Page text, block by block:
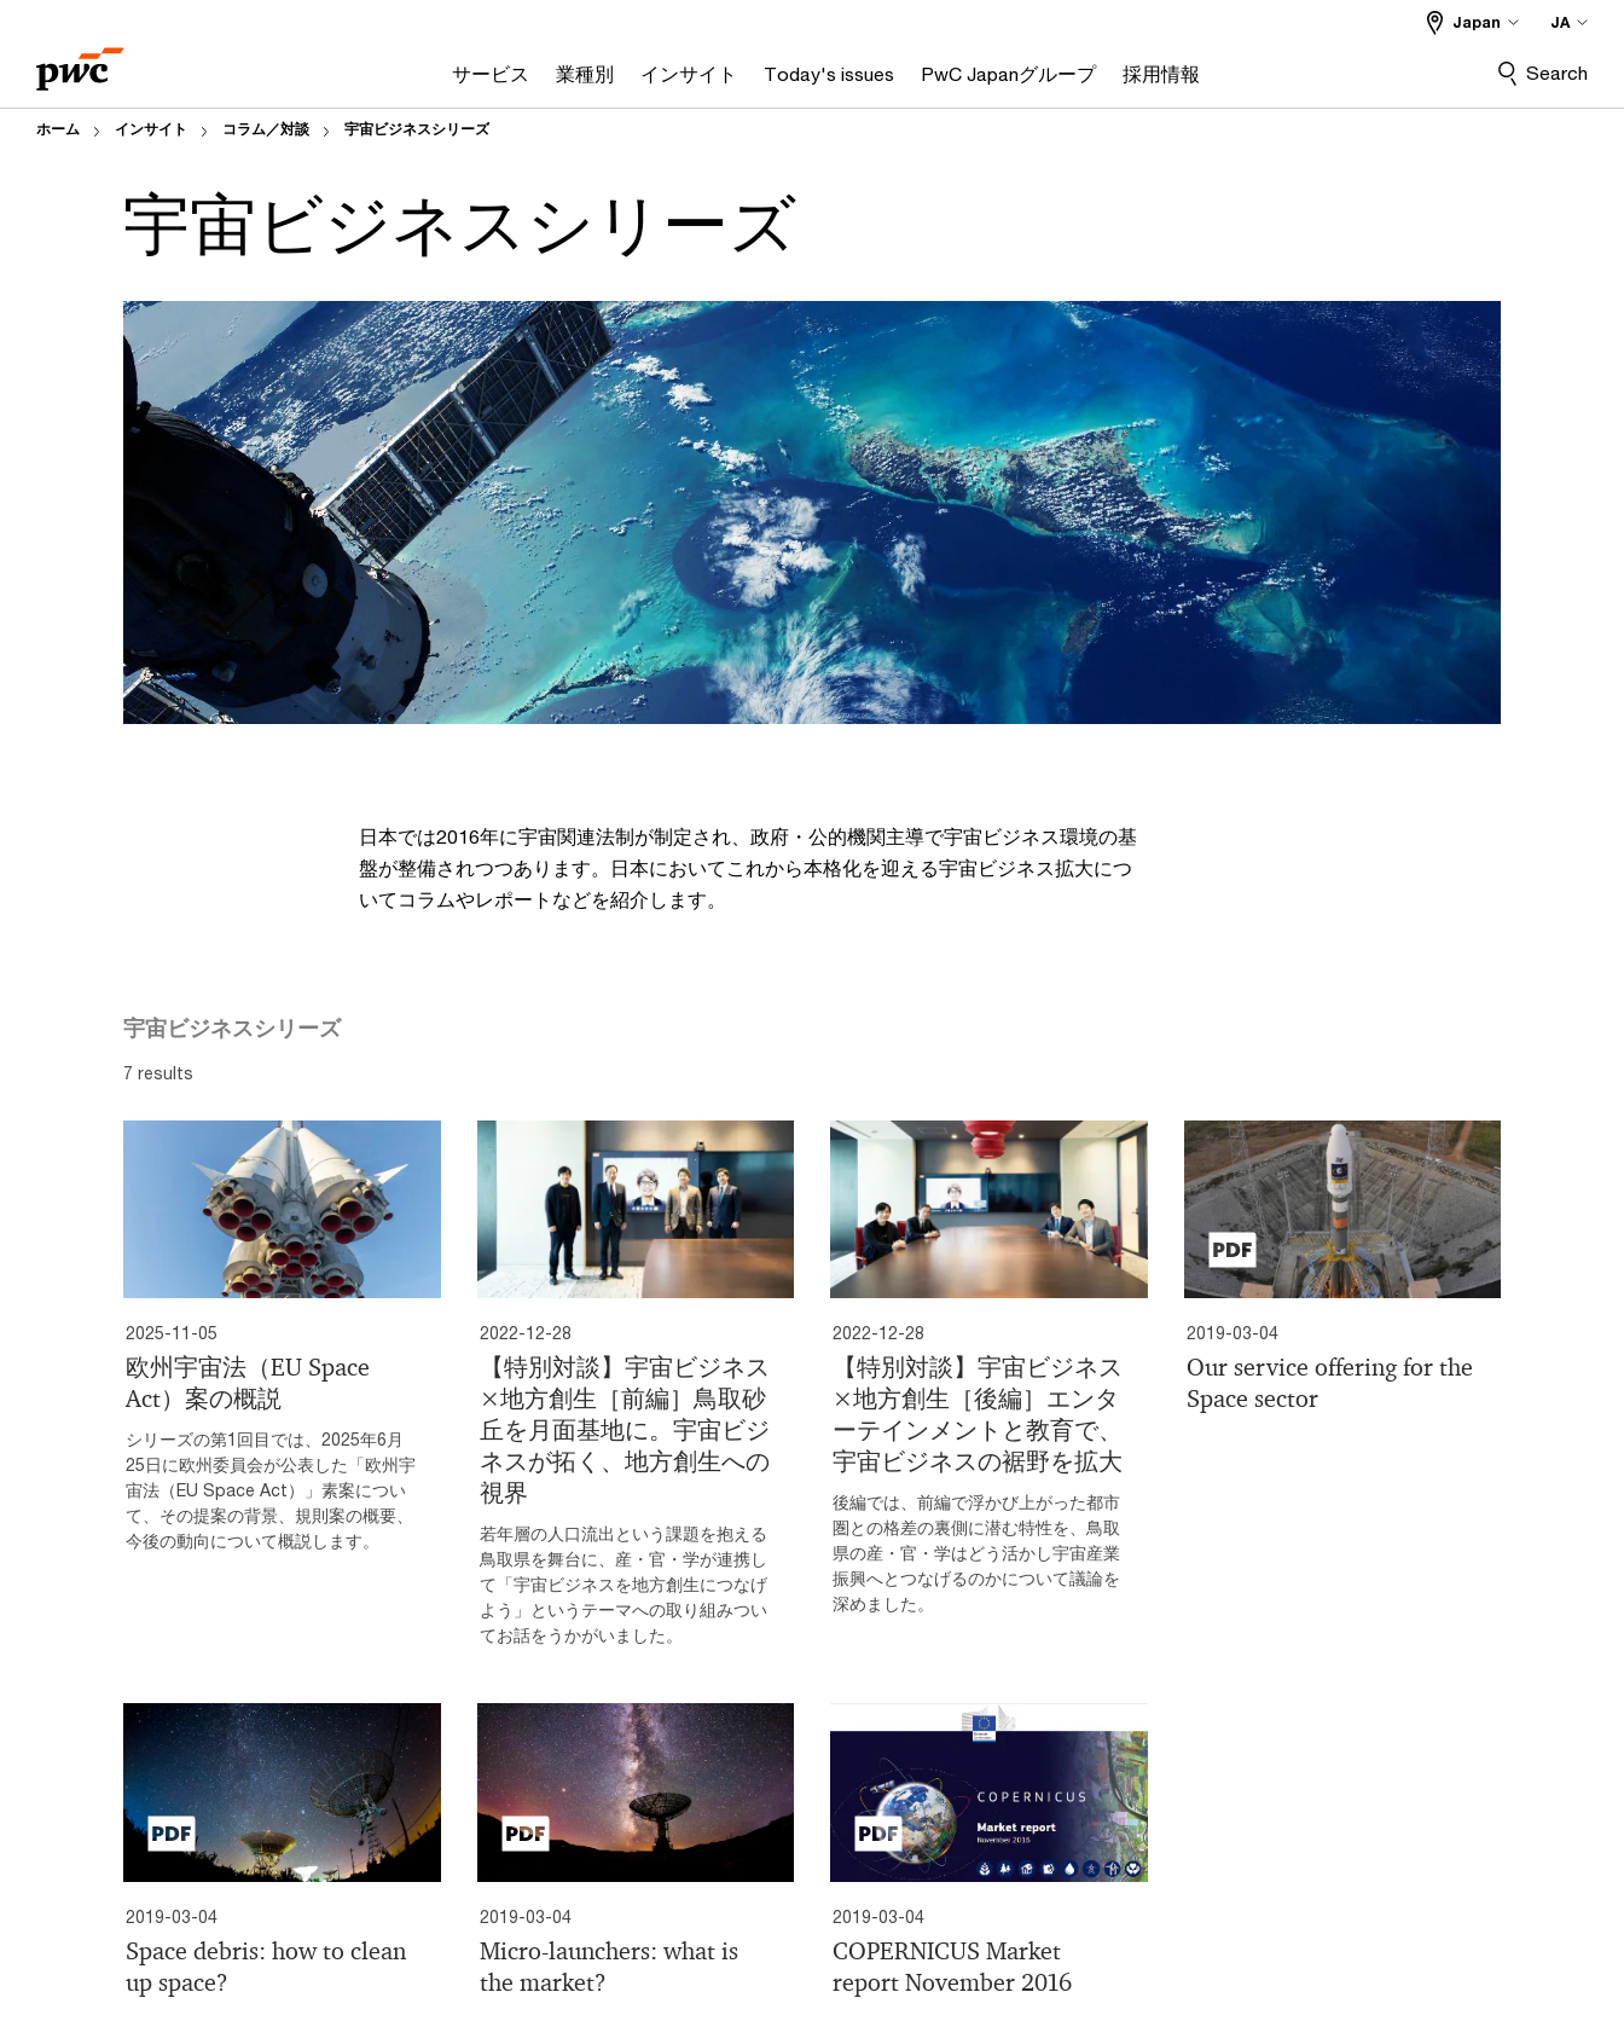
content
footer
サービス 業種別 インサイト Today's issues PwC Japanグループ 採用情報
Japan JA
Search
ホーム インサイト コラム／対談 宇宙ビジネスシリーズ
宇宙ビジネスシリーズ
日本では2016年に宇宙関連法制が制定され、政府・公的機関主導で宇宙ビジネス環境の基
盤が整備されつつあります。日本においてこれから本格化を迎える宇宙ビジネス拡大につ
いてコラムやレポートなどを紹介します。
宇宙ビジネスシリーズ
7 results
2025-11-05
欧州宇宙法（EU Space
Act）案の概説
シリーズの第1回目では、2025年6月
25日に欧州委員会が公表した「欧州宇
宙法（EU Space Act）」素案につい
て、その提案の背景、規則案の概要、
今後の動向について概説します。
2022-12-28
【特別対談】宇宙ビジネス
×地方創生［前編］鳥取砂
丘を月面基地に。宇宙ビジ
ネスが拓く、地方創生への
視界
若年層の人口流出という課題を抱える
鳥取県を舞台に、産・官・学が連携し
て「宇宙ビジネスを地方創生につなげ
よう」というテーマへの取り組みつい
てお話をうかがいました。
2022-12-28
【特別対談】宇宙ビジネス
×地方創生［後編］エンタ
ーテインメントと教育で、
宇宙ビジネスの裾野を拡大
後編では、前編で浮かび上がった都市
圏との格差の裏側に潜む特性を、鳥取
県の産・官・学はどう活かし宇宙産業
振興へとつなげるのかについて議論を
深めました。
2019-03-04
Our service offering for the
Space sector
2019-03-04
Space debris: how to clean
up space?
2019-03-04
Micro-launchers: what is
the market?
2019-03-04
COPERNICUS Market
report November 2016